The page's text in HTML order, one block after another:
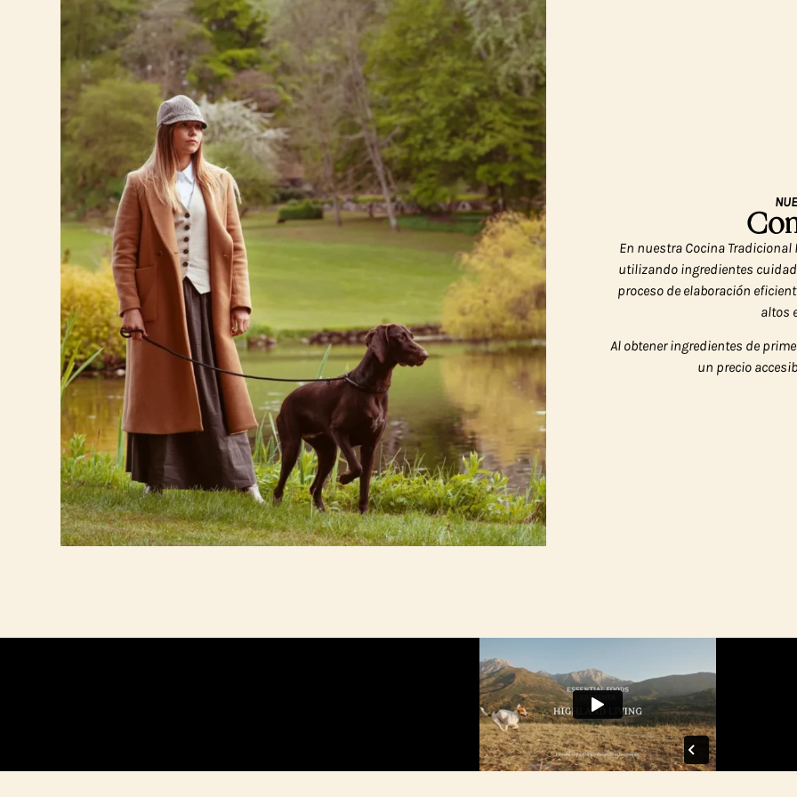
En nuestra Cocina
utilizando ingredientes
proceso de elaboración
altos
Al obtener ingredientes de
un precio